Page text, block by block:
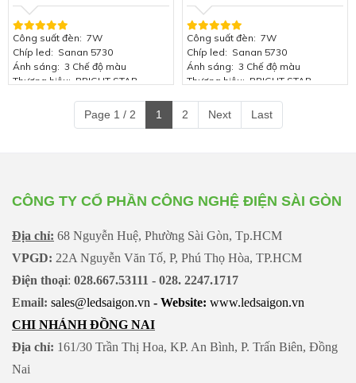
Công suất đèn: 7W
Chíp led: Sanan 5730
Ánh sáng: 3 Chế độ màu
Thương hiệu: BRIGHT STAR
Kích thước đèn: Φ120*H45mm
Lỗ khoét trần: 90mm
Công suất đèn: 7W
Chíp led: Sanan 5730
Ánh sáng: 3 Chế độ màu
Thương hiệu: BRIGHT STAR
Kích thước đèn: Φ120*H45mm
Page 1 / 2 1 2 Next Last
CÔNG TY CỔ PHẦN CÔNG NGHỆ ĐIỆN SÀI GÒN
Địa chỉ: 68 Nguyễn Huệ, Phường Sài Gòn, Tp.HCM
VPGD: 22A Nguyễn Văn Tố, P, Phú Thọ Hòa, TP.HCM
Điện thoại: 028.667.53111 - 028. 2247.1717
Email: sales@ledsaigon.vn - Website: www.ledsaigon.vn
CHI NHÁNH ĐỒNG NAI
Địa chỉ: 161/30 Trần Thị Hoa, KP. An Bình, P. Trấn Biên, Đồng
Nai